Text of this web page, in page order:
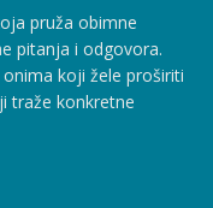
pruža obimne
pitanja i odgovora.
koji žele proširiti
traže konkretne